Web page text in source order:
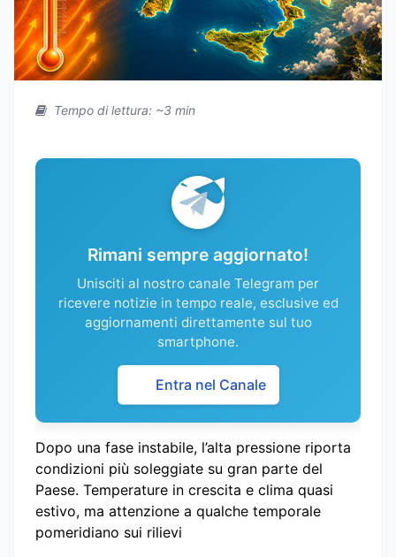
Tempo di lettura: ~3 min
Rimani sempre aggiornato!
Unisciti al nostro canale Telegram per
ricevere notizie in tempo reale, esclusive ed
aggiornamenti direttamente sul tuo
smartphone.
Entra nel Canale
Dopo una fase instabile, l’alta pressione riporta
condizioni più soleggiate su gran parte del
Paese. Temperature in crescita e clima quasi
estivo, ma attenzione a qualche temporale
pomeridiano sui rilievi